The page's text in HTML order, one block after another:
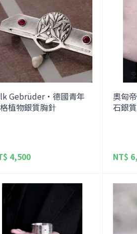
Gebrüder・德國青年
植物銀質胸針
4,500
奧匈
石銀
NT$